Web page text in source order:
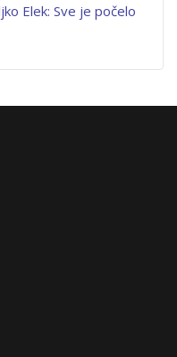
Elek: Sve je počelo